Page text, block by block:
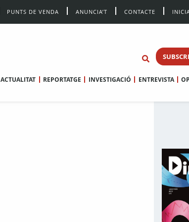
PUNTS DE VENDA ANUNCIA’T CONTACTE
ACTUALITAT REPORTATGE INVESTIGACIÓ ENTREVISTA